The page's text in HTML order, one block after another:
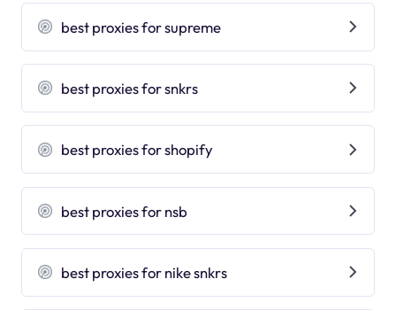
best proxies for supreme
best proxies for snkrs
best proxies for shopify
best proxies for nsb
best proxies for nike snkrs